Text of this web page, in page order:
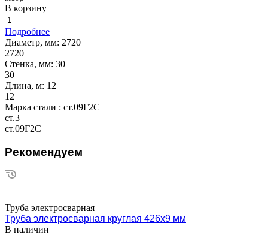
В корзину
Подробнее
Диаметр, мм: 2720
2720
Стенка, мм: 30
30
Длина, м: 12
12
Марка стали : ст.09Г2С
ст.3
ст.09Г2С
Рекомендуем
Труба электросварная
Труба электросварная круглая 426х9 мм
В наличии